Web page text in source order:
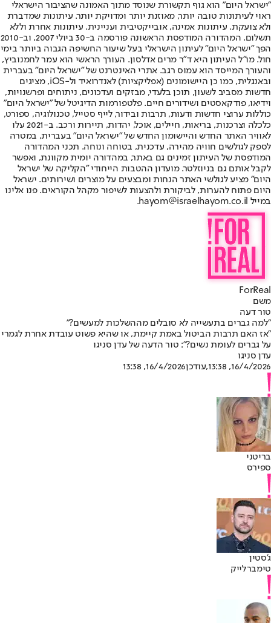
"ישראל היום" הוא גוף תקשורת שנוסד מתוך האמונה שהציבור הישראלי
ראוי לעיתונות טובה יותר, מאוזנת יותר ומדויקת יותר. עיתונות שמדברת
ולא צועקת. עיתונות אמינה, אובייקטיבית ועניינית. עיתונות אחרת וללא
תשלום. המהדורה המודפסת הראשונה פורסמה ב-30 ביולי 2007, וב-2010
הפך "ישראל היום" לעיתון הישראלי בעל שיעור החשיפה הגבוה ביותר בימי
חול. מו"ל העיתון היא ד"ר מרים אדלסון. העורך הראשי הוא עמר לחמנוביץ,
והעורך המייסד הוא עמוס רגב. אתרי האינטרנט של "ישראל היום" בעברית
ובאנגלית, כמו כן היישומונים (אפליקציות) לאנדרואיד ול-iOS, מציגים
חדשות מסביב לשעון, תוכן בלעדי, מבזקים ועדכונים, ניתוחים ופרשנויות,
וידיאו, פודקאסטים ושידורים חיים. פלטפורמות הדיגיטל של "ישראל היום"
כוללות ערוצי חדשות ודעות, תרבות ובידור, לייף סטייל, טכנולוגיה, ספורט,
כלכלה וצרכנות, בריאות, חיילים, אוכל, יהדות, תיירות ורכב. ב-2021 עלו
לאוויר האתר החדש והיישומון החדש של "ישראל היום" בעברית, במטרה
לספק לגולשים חוויה מהירה, עדכנית, בטוחה ונוחה. תכני המהדורה
המודפסת של העיתון זמינים גם באתר, במהדורה יומית מקוונת, ואפשר
לקבל אותם גם בניוזלטר. מועדון ההטבות הייחודי "הקליקה של ישראל
היום" מציע לגולשי האתר הנחות ומבצעים על מוצרים ושירותים. ישראל
היום פתוח להערות, לביקורת ולהצעות לשיפור מקהל הקוראים. פנו אלינו
במייל hayom@israelhayom.co.il.
ForReal
משם
טור דעה
"למה גברים בתעשייה לא סובלים מההשלכות למעשים?"
"אז האם תרבות הביטול באמת קיימת, או שהיא פשוט עובדת אחרת לגמרי
על גברים לעומת נשים?": טור הדעה של עדן סניגו
עדן סניגו
16/4/2026, 13:38
,עודכן16/4/2026, 13:38
בריטני
ספירס
ג'סטין
טימברלייק